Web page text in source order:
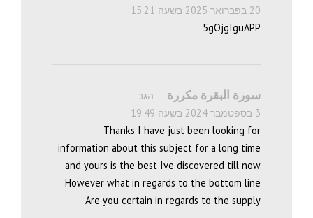
20 בפברואר 2025 בשעה 15:21
5gOjgIguAPP
سورة البقرة مكررة
הגב
3 בספטמבר 2024 בשעה 19:49
Thanks I have just been looking for
information about this subject for a long time
and yours is the best Ive discovered till now
However what in regards to the bottom line
Are you certain in regards to the supply